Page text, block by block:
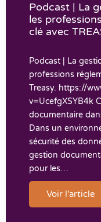
Podcast | La
les
clé avec
Podcast | La
professions
Treasy. https://
v=UcefgXSYB4k
documentaire
Dans un
sécurité des
gestion
pour les…
Voir l'article